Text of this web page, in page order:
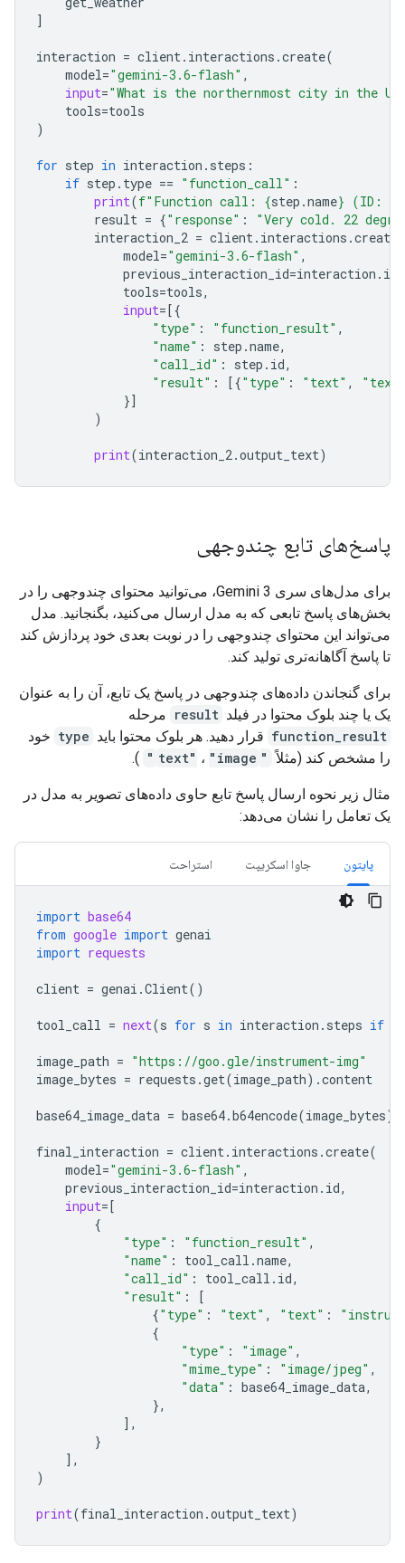
]
interaction = client. interactions .create(
model="gemini-3.6-flash" ,
input="What is the northernmost city in the
tools=tools
)
for step in interaction . steps :
if step . type == "function_call" :
print(f"Function call: {step .name} (ID:
result = {"response" :
"Very cold. 22
interaction_2 = client. interactions .create
model="gemini-3.6-flash" ,
previous_interaction_id=interaction . id
tools=tools,
input= [{
"type" : "function_result" ,
"name" : step .name,
"call_id" : step . id,
"result" : [{"type" : "text" ,
}]
)
print(interaction_2.output_text)
پاسخ‌های تابع چندوجهی
برای مدل‌های سری Gemini 3، می‌توانید محتوای چندوجهی را در
بخش‌های پاسخ تابعی که به مدل ارسال می‌کنید، بگنجانید. مدل
می‌تواند این محتوای چندوجهی را در نوبت بعدی خود پردازش کند
تا پاسخ آگاهانه‌تری تولید کند.
برای گنجاندن داده‌های چندوجهی در پاسخ یک تابع، آن را به عنوان
یک یا چند بلوک محتوا در فیلد result مرحله
function_result قرار دهید. هر بلوک محتوا باید type خود
را مشخص کند (مثلاً "text" ، "image"
).
مثال زیر نحوه ارسال پاسخ تابع حاوی داده‌های تصویر به مدل در
یک تعامل را نشان می‌دهد:
پایتون جاوا اسکریپت استراحت
import base64
from google import genai
import requests
client = genai .Client()
tool_call = next(s for s in interaction . steps if
image_path = "https://goo.gle/instrument-img"
image_bytes = requests .get(image_path) .content
base64_image_data = base64.b64encode(image_bytes)
final_interaction = client. interactions .create(
model="gemini-3.6-flash" ,
previous_interaction_id=interaction . id,
input= [
{
"type" : "function_result" ,
"name" : tool_call .name,
"call_id" : tool_call . id,
"result" :
[
{"type" : "text" , "text" :
{
"type" : "image" ,
"mime_type" : "image/jpeg" ,
"data" : base64_image_data,
},
],
}
],
)
print(final_interaction .output_text)